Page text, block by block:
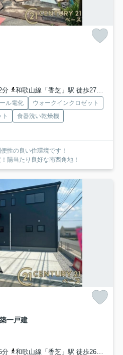
分
和歌山線「香芝」駅 徒歩27分
ル電化
ウォークインクロゼット
食器洗い乾燥機
性の良い住環境です！
陽当たり良好な南西角地！
一戸建
分
和歌山線「香芝」駅 徒歩26分